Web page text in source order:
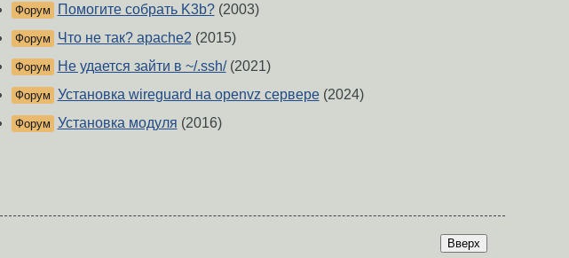
Форум Помогите собрать K3b?(2003)
Форум Что не так? apache2 (2015)
Форум Не удается зайти в ~/.ssh/(2021)
Форум Установка wireguard на openvz сервере(2024)
Форум Установка модуля (2016)
Вверх